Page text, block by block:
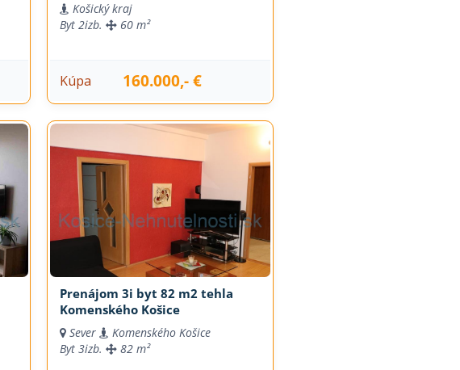
Košický kraj
Byt 2izb. 60 m²
Kúpa 160.000,- €
Prenájom 3i byt 82 m2 tehla
Komenského Košice
Sever
Komenského Košice
Byt 3izb. 82 m²